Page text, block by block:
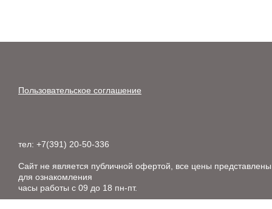
Пользовательское соглашение
тел: +7(391) 20-50-336
Сайт не является публичной офертой, все цены представлены
для ознакомления
часы работы с 09 до 18 пн-пт.